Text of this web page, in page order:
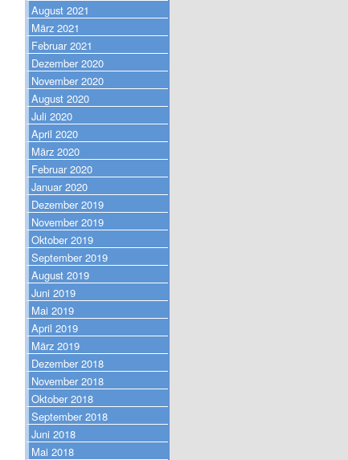
August 2021
März 2021
Februar 2021
Dezember 2020
November 2020
August 2020
Juli 2020
April 2020
März 2020
Februar 2020
Januar 2020
Dezember 2019
November 2019
Oktober 2019
September 2019
August 2019
Juni 2019
Mai 2019
April 2019
März 2019
Dezember 2018
November 2018
Oktober 2018
September 2018
Juni 2018
Mai 2018